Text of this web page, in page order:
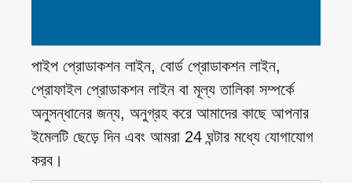
পাইপ প্রোডাকশন লাইন, বোর্ড প্রোডাকশন লাইন,
প্রোফাইল প্রোডাকশন লাইন বা মূল্য তালিকা সম্পর্কে
অনুসন্ধানের জন্য, অনুগ্রহ করে আমাদের কাছে আপনার
ইমেলটি ছেড়ে দিন এবং আমরা 24 ঘন্টার মধ্যে যোগাযোগ
করব।